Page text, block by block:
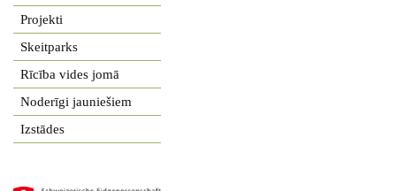
Projekti
Skeitparks
Rīcība vides jomā
Noderīgi jauniešiem
Izstādes